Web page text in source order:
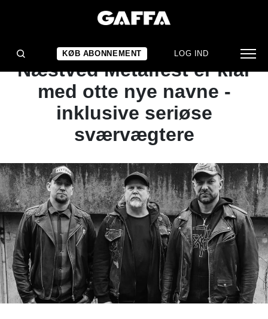
KØB ABONNEMENT LOG IND
NYHED
TUNGE DRENGE:
Næstved Metalfest er klar
med otte nye navne -
inklusive seriøse
sværvægtere